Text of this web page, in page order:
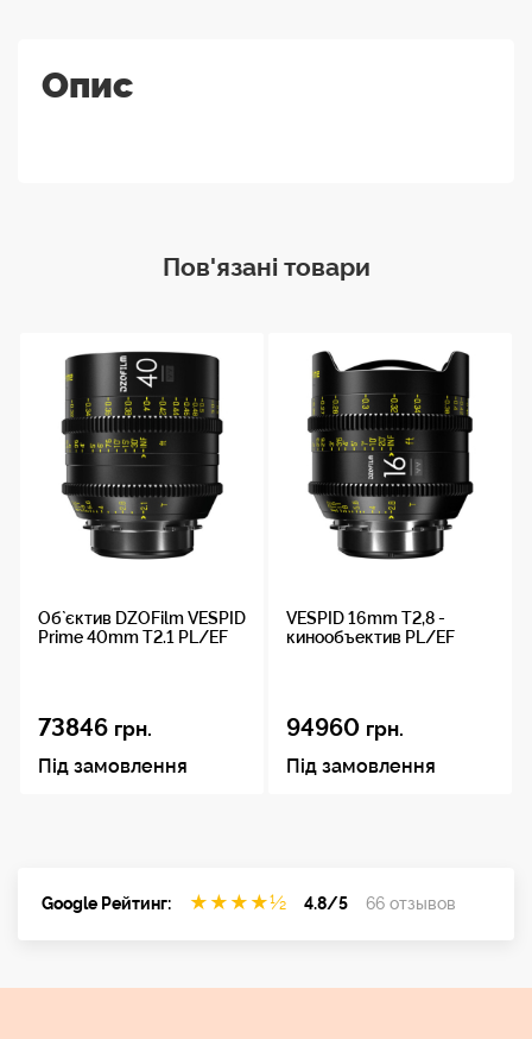
Опис
Пов'язані товари
Об`єктив DZOFilm VESPID
Prime 40mm T2.1 PL/EF
73846 грн.
Під замовлення
VESPID 16mm T2,8 -
кинообъектив PL/EF
94960 грн.
Під замовлення
Google Рейтинг: ★ ★ ★ ★½ 4.8/5 66 отзывов